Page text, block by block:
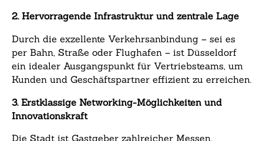
2. Hervorragende Infrastruktur und zentrale Lage
Durch die exzellente Verkehrsanbindung – sei es
per Bahn, Straße oder Flughafen – ist Düsseldorf
ein idealer Ausgangspunkt für Vertriebsteams, um
Kunden und Geschäftspartner effizient zu erreichen.
3. Erstklassige Networking-Möglichkeiten und
Innovationskraft
Die Stadt ist Gastgeber zahlreicher Messen,